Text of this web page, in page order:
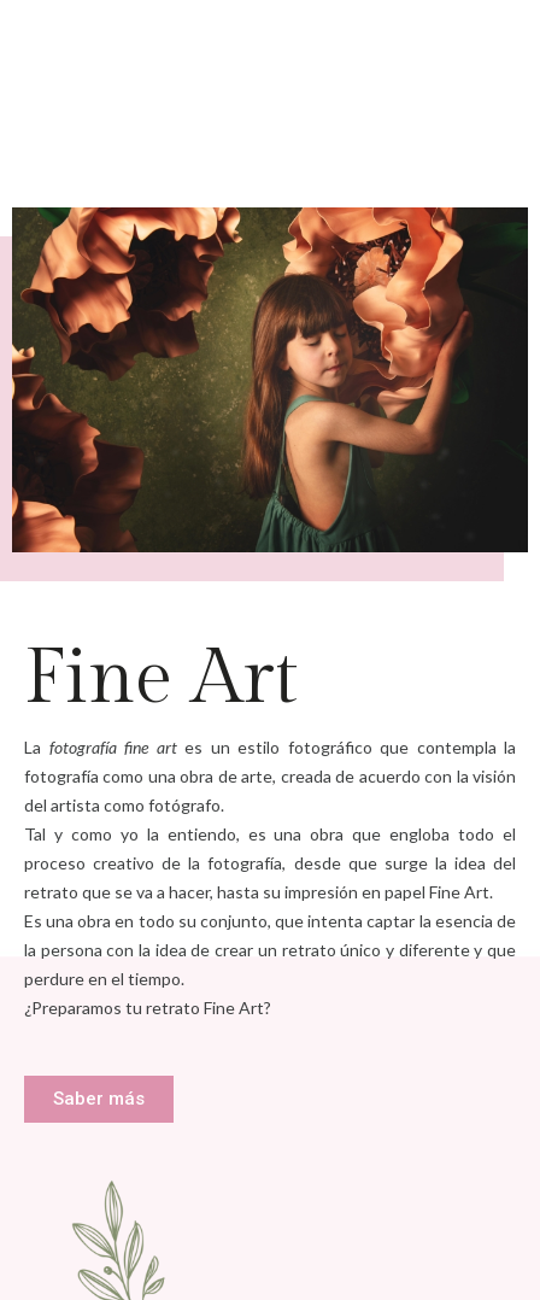
Fine Art
La fotografía fine artes un estilo fotográfico que contempla la
fotografía como una obra de arte, creada de acuerdo con la visión
del artista como fotógrafo.
Tal y como yo la entiendo, es una obra que engloba todo el
proceso creativo de la fotografía, desde que surge la idea del
retrato que se va a hacer, hasta su impresión en papel Fine Art.
Es una obra en todo su conjunto, que intenta captar la esencia de
la persona con la idea de crear un retrato único y diferente y que
perdure en el tiempo.
¿Preparamos tu retrato Fine Art?
Saber más